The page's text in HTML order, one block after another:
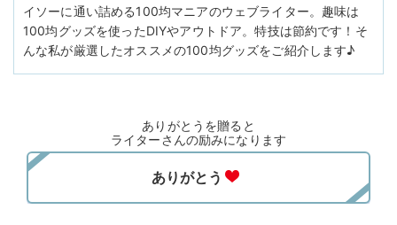
イソーに通い詰める100均マニアのウェブライター。趣味は
100均グッズを使ったDIYやアウトドア。特技は節約です！そ
んな私が厳選したオススメの100均グッズをご紹介します♪
ありがとうを贈ると
ライターさんの励みになります